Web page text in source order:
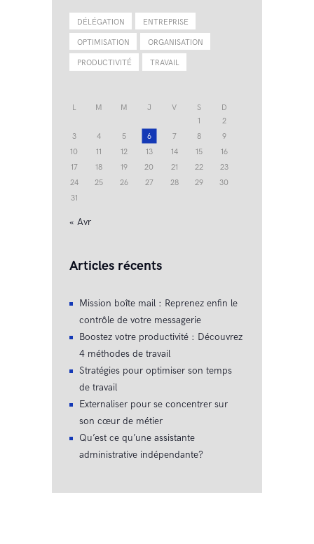
DÉLÉGATION ENTREPRISE
OPTIMISATION ORGANISATION
PRODUCTIVITÉ TRAVAIL
L M M J V S
D
1
2
3
4 5 6 7 8
9
10
11 12 13 14 15
16
17
18 19 20 21 22
23
24
25 26 27 28 29
30
31
« Avr
Articles récents
Mission boîte mail : Reprenez enfin le
contrôle de votre messagerie
Boostez votre productivité : Découvrez
4 méthodes de travail
Stratégies pour optimiser son temps
de travail
Externaliser pour se concentrer sur
son cœur de métier
Qu’est ce qu’une assistante
administrative indépendante?